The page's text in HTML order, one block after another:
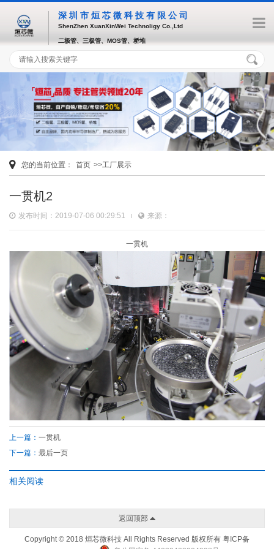
深圳市烜芯微科技有限公司
ShenZhen XuanXinWei Technoligy Co.,Ltd
二极管、三极管、MOS管、桥堆
您的当前位置： 首页 >>工厂展示
一贯机2
发布时间：2019-07-06 00:29:51 来源：
一贯机
上一篇： 一贯机
下一篇： 最后一页
相关阅读
返回顶部
Copyright © 2018 烜芯微科技 All Rights Reserved 版权所有 粤ICP备